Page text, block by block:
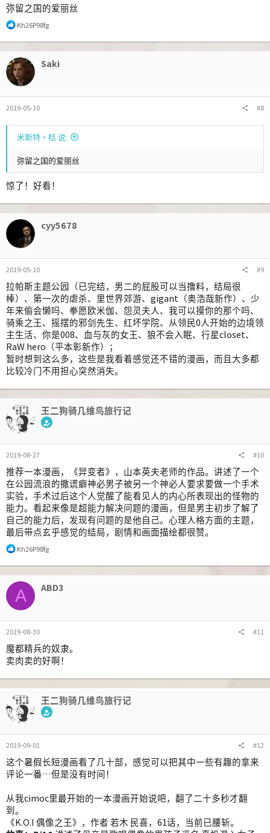
弥留之国的爱丽丝
反
:
Kh26P98fg
Saki
2019-05-10 #8
米斯特·桔 说:
弥留之国的爱丽丝
惊了！好看！
cyy5678
2019-05-10 #9
拉帕斯主题公园（已完结，男二的屁股可以当撸料，结局很
棒）、第一次的虐杀、里世界郊游、gigant（奥浩哉新作）、少
年来偷会懒吗、拳愿欧米伽、怨灵夫人、我可以摸你的那个吗、
骑乘之王、摇摆的邪剑先生、红坏学院、从领民0人开始的边境领
主生活、你是008、血与灰的女王、狼不会入眠、行星closet、
RaW hero（平本彰新作）；
暂时想到这么多，这些是我看着感觉还不错的漫画，而且大多都
比较冷门不用担心突然消失。
王二狗骑几维鸟旅行记
2019-08-27 #10
推荐一本漫画，《异变者》，山本英夫老师的作品。讲述了一个
在公园流浪的撒谎癖神必男子被另一个神必人要求要做一个手术
实验，手术过后这个人觉醒了能看见人的内心所表现出的怪物的
能力。看起来像是超能力解决问题的漫画，但是男主初步了解了
自己的能力后，发现有问题的是他自己。心理人格方面的主题，
最后带点玄乎感觉的结局，剧情和画面描绘都很赞。
反
:
Kh26P98fg
A ABD3
2019-08-30 #11
魔都精兵的奴隶。
卖肉卖的好啊！
王二狗骑几维鸟旅行记
2019-09-01 #12
这个暑假长短漫画看了几十部，感觉可以把其中一些有趣的拿来
评论一番…但是没有时间！
从我cimoc里最开始的一本漫画开始说吧，翻了二十多秒才翻
到。
《K.O.I 偶像之王》，作者 若木 民喜，61话，当前已腰斩。